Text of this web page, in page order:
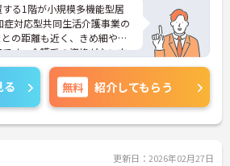
る1階が小規模多機能型居
対応型共同生活介護事業の
の距離も近く、きめ細やか
す。介護系の資格がない方
あり、研修制度も充実して
が整っています。完全週休2
能で、プライベートとの両
味のある方には、面接対策
細をお話しいたしますので
る 無料 紹介してもらう
更新日：2026年02月27日